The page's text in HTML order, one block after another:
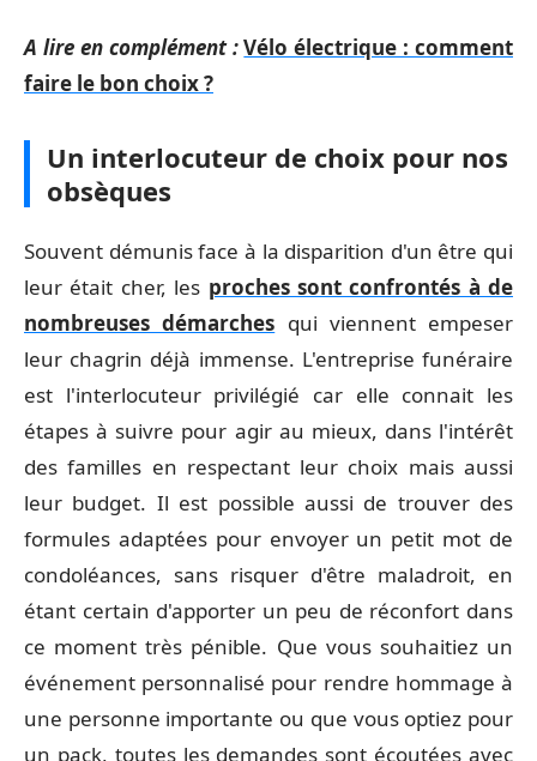
A lire en complément : Vélo électrique : comment
faire le bon choix ?
Un interlocuteur de choix pour nos
obsèques
Souvent démunis face à la disparition d'un être qui
leur était cher, les proches sont confrontés à de
nombreuses démarches qui viennent empeser
leur chagrin déjà immense. L'entreprise funéraire
est l'interlocuteur privilégié car elle connait les
étapes à suivre pour agir au mieux, dans l'intérêt
des familles en respectant leur choix mais aussi
leur budget. Il est possible aussi de trouver des
formules adaptées pour envoyer un petit mot de
condoléances, sans risquer d'être maladroit, en
étant certain d'apporter un peu de réconfort dans
ce moment très pénible. Que vous souhaitiez un
événement personnalisé pour rendre hommage à
une personne importante ou que vous optiez pour
un pack, toutes les demandes sont écoutées avec